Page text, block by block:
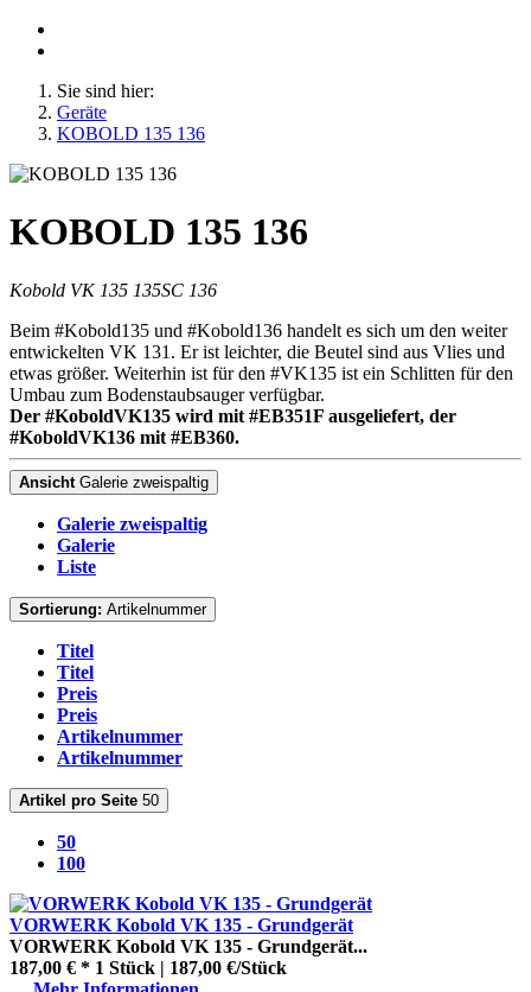
Sie sind hier:
Geräte
KOBOLD 135 136
KOBOLD 135 136
Kobold VK 135 135SC 136
Beim #Kobold135 und #Kobold136 handelt es sich um den weiter
entwickelten VK 131. Er ist leichter, die Beutel sind aus Vlies und
etwas größer. Weiterhin ist für den #VK135 ist ein Schlitten für den
Umbau zum Bodenstaubsauger verfügbar.
Der #KoboldVK135 wird mit #EB351F ausgeliefert, der
#KoboldVK136 mit #EB360.
Ansicht Galerie zweispaltig
Galerie zweispaltig
Galerie
Liste
Sortierung: Artikelnummer
Titel
Titel
Preis
Preis
Artikelnummer
Artikelnummer
Artikel pro Seite 50
50
100
VORWERK Kobold VK 135 - Grundgerät
VORWERK Kobold VK 135 - Grundgerät...
187,00 € * 1 Stück | 187,00 €/Stück